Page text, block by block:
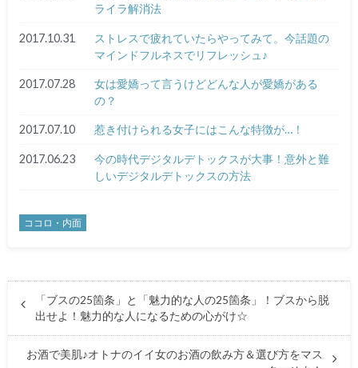
ライラ解消法
2017.10.31
ストレスで疲れていたらやってみて。今話題の
マインドフルネスでリフレッシュ♪
2017.07.28
女は愛嬌って言うけどどんな人が愛嬌がある
の？
2017.07.10 惹き付けられる女子にはこんな特徴が…！
2017.06.23
今の時代デジタルデトックスが大事！意外と難
しいデジタルデトックスの方法
ココロ・内面
「ブスの25箇条」と「魅力的な人の25箇条」！ブスから脱
出せよ！魅力的な人になるための心がけ☆
お酒で美肌♪オトナのイイ女のお酒の飲み方＆選び方をマス